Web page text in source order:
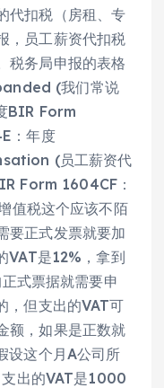
代扣税（房租、专
，员工薪资代扣税
税务局申报的表格
(我们常说
BIR Form
：年度
(员工薪资代
Form 1604CF：
税这个应该不陌
要正式发票就要加
VAT是12%，拿到
式票据就需要申
，但支出的VAT可
额，如果是正数就
设这个月A公司所
出的VAT是1000